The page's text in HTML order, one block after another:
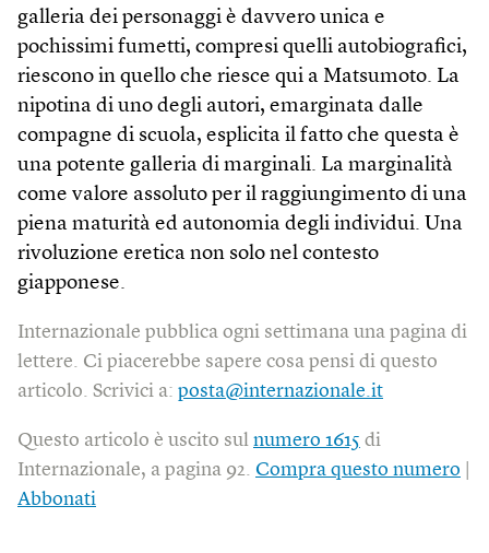
galleria dei personaggi è davvero unica e
pochissimi fumetti, compresi quelli autobiografici,
riescono in quello che riesce qui a Matsumoto. La
nipotina di uno degli autori, emarginata dalle
compagne di scuola, esplicita il fatto che questa è
una potente galleria di marginali. La marginalità
come valore assoluto per il raggiungimento di una
piena maturità ed autonomia degli individui. Una
rivoluzione eretica non solo nel contesto
giapponese.
Internazionale pubblica ogni settimana una pagina di
lettere. Ci piacerebbe sapere cosa pensi di questo
articolo. Scrivici a: posta@internazionale.it
Questo articolo è uscito sul numero 1615 di
Internazionale, a pagina 92. Compra questo numero
Abbonati